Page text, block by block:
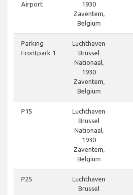
Airport
1930
Zaventem,
Belgium
Parking
Frontpark 1
Luchthaven
Brussel
Nationaal,
1930
Zaventem,
Belgium
P15
Luchthaven
Brussel
Nationaal,
1930
Zaventem,
Belgium
P25
Luchthaven
Brussel